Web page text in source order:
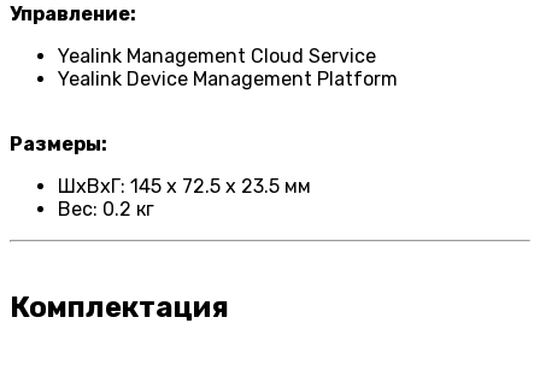
Управление:
Yealink Management Cloud Service
Yealink Device Management Platform
Размеры:
ШxВхГ: 145 x 72.5 x 23.5 мм
Вес: 0.2 кг
Комплектация